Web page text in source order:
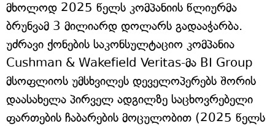
მხოლოდ 2025 წელს კომპანიის წლიურმა
ბრუნვამ 3 მილიარდ დოლარს გადააჭარბა.
უძრავი ქონების საკონსულტაციო კომპანია
Cushman & Wakefield Veritas-მა BI Group
მსოფლიოს უმსხვილეს დეველოპერებს შორის
დაასახელა პირველ ადგილზე საცხოვრებელი
ფართების ჩაბარების მოცულობით (2025 წელს